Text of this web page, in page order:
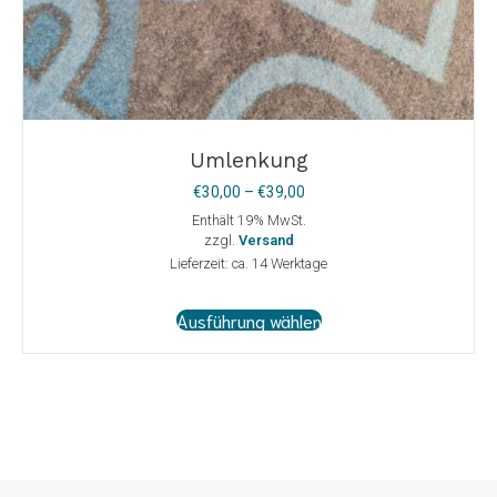
Umlenkung
€30,00 – €39,00Preisspanne:
Enthält 19% MwSt.
zzgl. Versand
Lieferzeit: ca. 14 Werktage
Ausführung wählenProdukt